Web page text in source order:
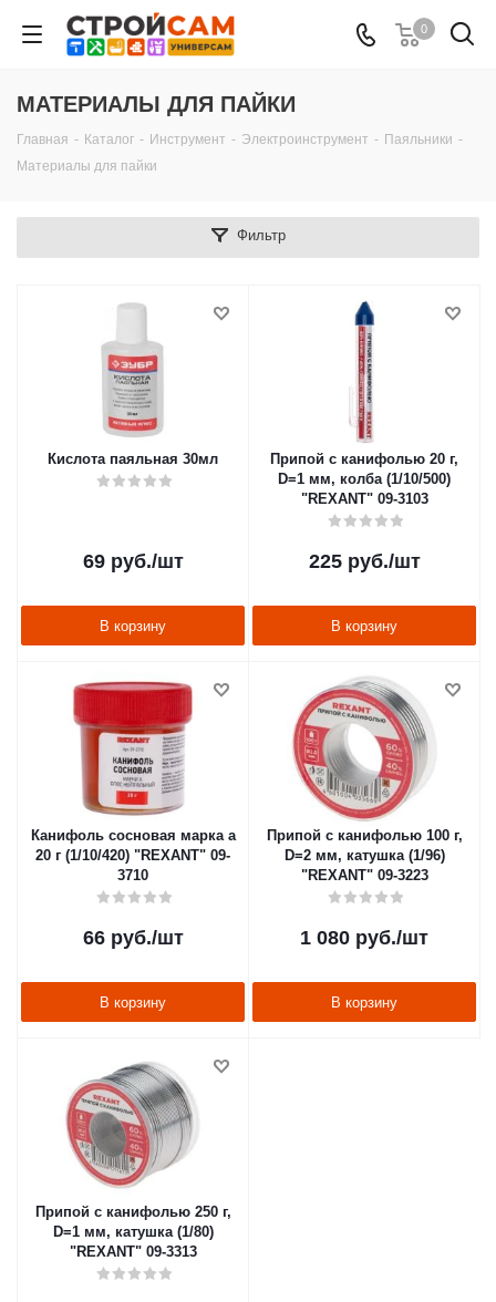
0
МАТЕРИАЛЫ ДЛЯ ПАЙКИ
Главная - Каталог - Инструмент - Электроинструмент - Паяльники -
Материалы для пайки
Фильтр
Кислота паяльная 30мл
69руб./шт
В корзину
Припой с канифолью 20 г,
D=1 мм, колба (1/10/500)
"REXANT" 09-3103
225руб./шт
В корзину
Канифоль сосновая марка а
20 г (1/10/420) "REXANT" 09-
3710
66руб./шт
В корзину
Припой с канифолью 100 г,
D=2 мм, катушка (1/96)
"REXANT" 09-3223
1 080 руб./шт
В корзину
Припой с канифолью 250 г,
D=1 мм, катушка (1/80)
"REXANT" 09-3313